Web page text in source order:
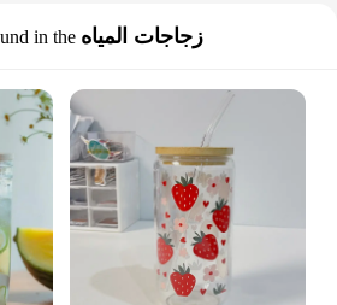
in the زجاجات المياه